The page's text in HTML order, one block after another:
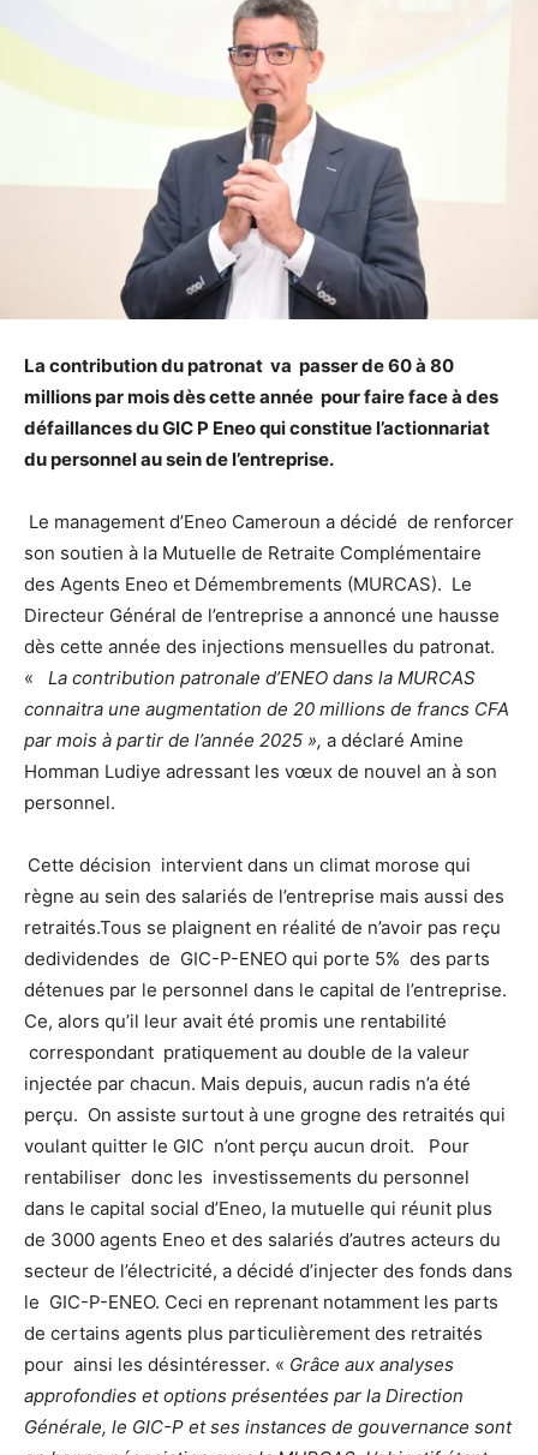
La contribution du patronat va passer de 60 à 80
millions par mois dès cette année pour faire face à des
défaillances du GIC P Eneo qui constitue l’actionnariat
du personnel au sein de l’entreprise.
Le management d’Eneo Cameroun a décidé de renforcer
son soutien à la Mutuelle de Retraite Complémentaire
des Agents Eneo et Démembrements (MURCAS). Le
Directeur Général de l’entreprise a annoncé une hausse
dès cette année des injections mensuelles du patronat.
« La contribution patronale d’ENEO dans la MURCAS
connaitra une augmentation de 20 millions de francs CFA
par mois à partir de l’année 2025 », a déclaré Amine
Homman Ludiye adressant les vœux de nouvel an à son
personnel.
Cette décision intervient dans un climat morose qui
règne au sein des salariés de l’entreprise mais aussi des
retraités.Tous se plaignent en réalité de n’avoir pas reçu
dedividendes de GIC-P-ENEO qui porte 5% des parts
détenues par le personnel dans le capital de l’entreprise.
Ce, alors qu’il leur avait été promis une rentabilité
correspondant pratiquement au double de la valeur
injectée par chacun. Mais depuis, aucun radis n’a été
perçu. On assiste surtout à une grogne des retraités qui
voulant quitter le GIC n’ont perçu aucun droit. Pour
rentabiliser donc les investissements du personnel
dans le capital social d’Eneo, la mutuelle qui réunit plus
de 3000 agents Eneo et des salariés d’autres acteurs du
secteur de l’électricité, a décidé d’injecter des fonds dans
le GIC-P-ENEO. Ceci en reprenant notamment les parts
de certains agents plus particulièrement des retraités
pour ainsi les désintéresser. « Grâce aux analyses
approfondies et options présentées par la Direction
Générale, le GIC-P et ses instances de gouvernance sont